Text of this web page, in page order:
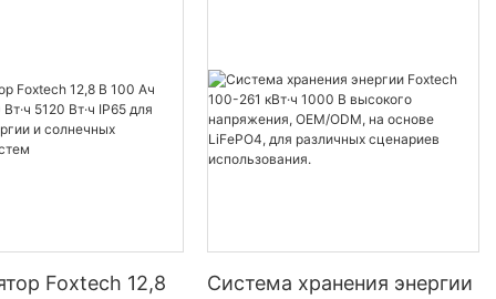
Foxtech 12,8
Система хранения энергии